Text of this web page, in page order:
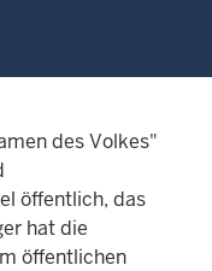
des Volkes"
öffentlich, das
hat die
öffentlichen